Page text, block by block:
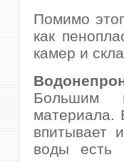
Помимо
как
камер и
Большим
материала.
впитывает
воды есть